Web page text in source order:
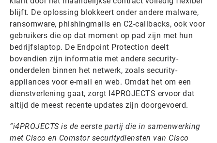
blijft. De oplossing blokkeert onder andere malware,
ransomware, phishingmails en C2-callbacks, ook voor
gebruikers die op dat moment op pad zijn met hun
bedrijfslaptop. De Endpoint Protection deelt
bovendien zijn informatie met andere security-
onderdelen binnen het netwerk, zoals security-
appliances voor e-mail en web. Omdat het om een
dienstverlening gaat, zorgt I4PROJECTS ervoor dat
altijd de meest recente updates zijn doorgevoerd.
“i4PROJECTS is de eerste partij die in samenwerking
met Cisco en Comstor securitydiensten van Cisco